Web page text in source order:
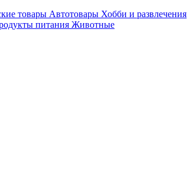
товары Автотовары Хобби и развлечения
питания Животные